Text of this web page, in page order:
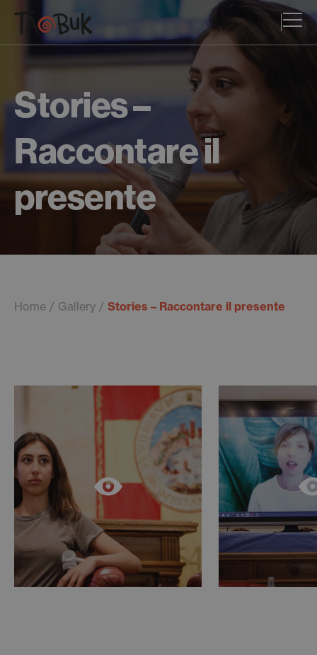
Stories –
Raccontare il
presente
Home Gallery Stories – Raccontare il presente